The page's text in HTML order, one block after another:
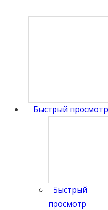
Быстрый просмотр
Быстрый
просмотр